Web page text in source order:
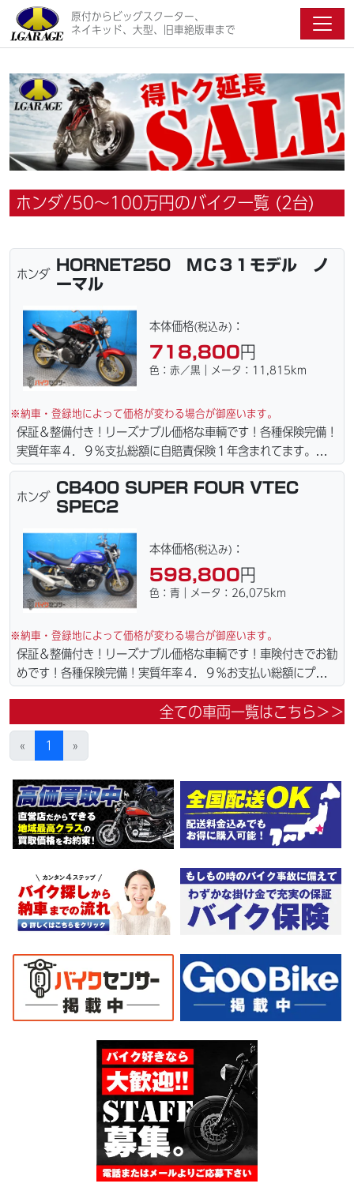
原付からビッグスクーター、
ネイキッド、大型、旧車絶版車まで
ホンダ/50〜100万円のバイク一覧 (2台)
ホンダ
HORNET250 ＭＣ３１モデル ノ
ーマル
本体価格(税込み) ：
718,800円
色：赤／黒｜メータ：11,815km
※納車・登録地によって価格が変わる場合が御座います。
保証＆整備付き！リーズナブル価格な車輌です！各種保険完備！
実質年率４．９％支払総額に自賠責保険１年含まれてます。全国
どこでも１万円〜4.5万円にて配達致します！！（離島の場合は
港止めになります）。☆盗難保険加入可能！ｗｅｂローン・カー
ド各種取り扱ってます。仕様変更からレストアまで、お気軽にお
てます。当社ホームページにて詳細画像見れます。
ホンダ
CB400 SUPER FOUR VTEC
SPEC2
本体価格(税込み) ：
598,800円
色：青｜メータ：26,075km
※納車・登録地によって価格が変わる場合が御座います。
保証＆整備付き！リーズナブル価格な車輌です！車険付きでお勧
めです！各種保険完備！実質年率４．９％お支払い総額にプラス
こでも１万円〜４．５万円にて配達致します！！（離島の場合は
港止めになります）ｗｅｂローン・カード各種取り扱ってます。
詳しくはお問合わせ下さい。車輌の詳細写真などメールにて送っ
まで、ご契約後の取り置き＆保管無料サービス行ってます！当社
ホームページにて詳細画像見れます。
全ての車両一覧はこちら＞＞
« 1 »